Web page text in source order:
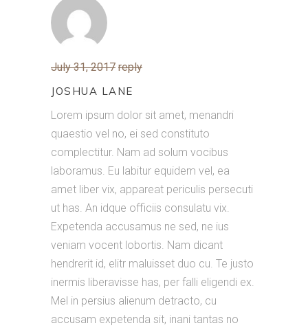
July 31, 2017 reply
JOSHUA LANE
Lorem ipsum dolor sit amet, menandri
quaestio vel no, ei sed constituto
complectitur. Nam ad solum vocibus
laboramus. Eu labitur equidem vel, ea
amet liber vix, appareat periculis persecuti
ut has. An idque officiis consulatu vix.
Expetenda accusamus ne sed, ne ius
veniam vocent lobortis. Nam dicant
hendrerit id, elitr maluisset duo cu. Te justo
inermis liberavisse has, per falli eligendi ex.
Mel in persius alienum detracto, cu
accusam expetenda sit, inani tantas no